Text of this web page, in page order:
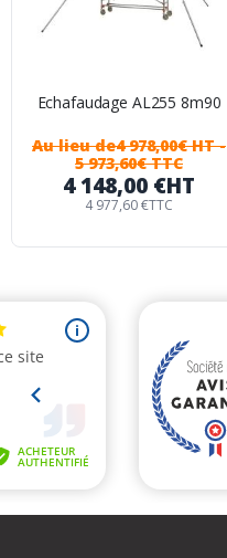
Echafaudage AL255 8m90
Au lieu de4 978,00€ HT-
5 973,60€ TTC
4 148,00 €HT
4 977,60 €TTC